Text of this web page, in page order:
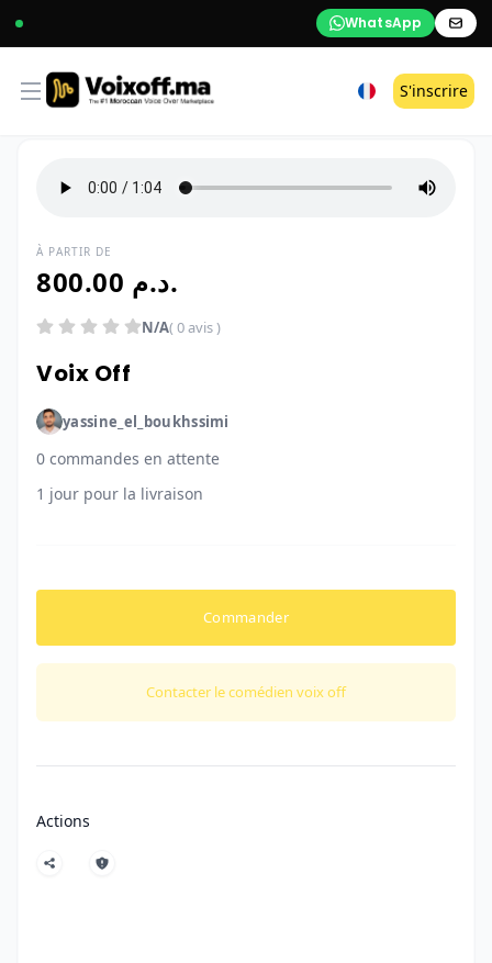
WhatsApp
Open menu S'inscrire
À PARTIR DE
800.00 د.م.
Voix Off
yassine_el_boukhssimi
0 commandes en attente
1 jour pour la livraison
N/A( 0 avis )
Commander
Contacter le comédien voix off
Actions